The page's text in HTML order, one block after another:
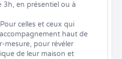
3h, en présentiel ou à
Pour celles et ceux qui
haut de
mesure, pour révéler
de leur maison et